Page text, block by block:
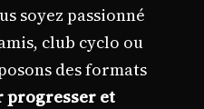
soyez passionné
club cyclo ou
des formats
progresser et